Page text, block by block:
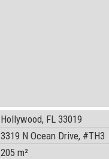
Hollywood, FL 33019
3319 N Ocean Drive, #TH3
205 m²